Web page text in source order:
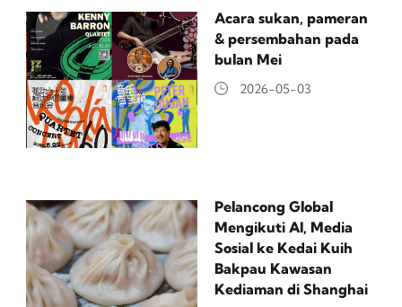
Acara sukan, pameran
& persembahan pada
bulan Mei
2026-05-03
Pelancong Global
Mengikuti AI, Media
Sosial ke Kedai Kuih
Bakpau Kawasan
Kediaman di Shanghai